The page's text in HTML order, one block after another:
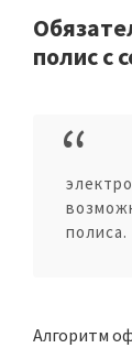
полис с
полиса.
Алгоритм